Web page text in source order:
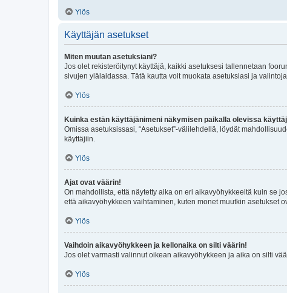
Ylös
Käyttäjän asetukset
Miten muutan asetuksiani?
Jos olet rekisteröitynyt käyttäjä, kaikki asetuksesi tallennetaan
sivujen ylälaidassa. Tätä kautta voit muokata asetuksiasi ja
Ylös
Kuinka estän käyttäjänimeni näkymisen paikalla olevissa
Omissa asetuksissasi, “Asetukset”-välilehdellä, löydät
käyttäjiin.
Ylös
Ajat ovat väärin!
On mahdollista, että näytetty aika on eri aikavyöhykkeeltä kuin se
että aikavyöhykkeen vaihtaminen, kuten monet muutkin asetukset
Ylös
Vaihdoin aikavyöhykkeen ja kellonaika on silti väärin!
Jos olet varmasti valinnut oikean aikavyöhykkeen ja aika on silti
Ylös